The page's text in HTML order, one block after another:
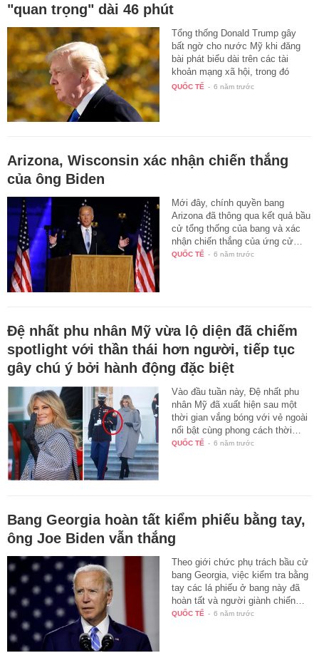
"quan trọng" dài 46 phút
Tổng thống Donald Trump gây
bất ngờ cho nước Mỹ khi đăng
bài phát biểu dài trên các tài
khoản mạng xã hội, trong đó
ông…
QUỐC TẾ - 6 năm trước
Arizona, Wisconsin xác nhận chiến thắng
của ông Biden
Mới đây, chính quyền bang
Arizona đã thông qua kết quả bầu
cử tổng thống của bang và xác
nhận chiến thắng của ứng cử…
QUỐC TẾ - 6 năm trước
Đệ nhất phu nhân Mỹ vừa lộ diện đã chiếm
spotlight với thần thái hơn người, tiếp tục
gây chú ý bởi hành động đặc biệt
Vào đầu tuần này, Đệ nhất phu
nhân Mỹ đã xuất hiện sau một
thời gian vắng bóng với vẻ ngoài
nổi bật cùng phong cách thời…
QUỐC TẾ - 6 năm trước
Bang Georgia hoàn tất kiểm phiếu bằng tay,
ông Joe Biden vẫn thắng
Theo giới chức phụ trách bầu cử
bang Georgia, việc kiểm tra bằng
tay các lá phiếu ở bang này đã
hoàn tất và người giành chiến…
QUỐC TẾ - 6 năm trước